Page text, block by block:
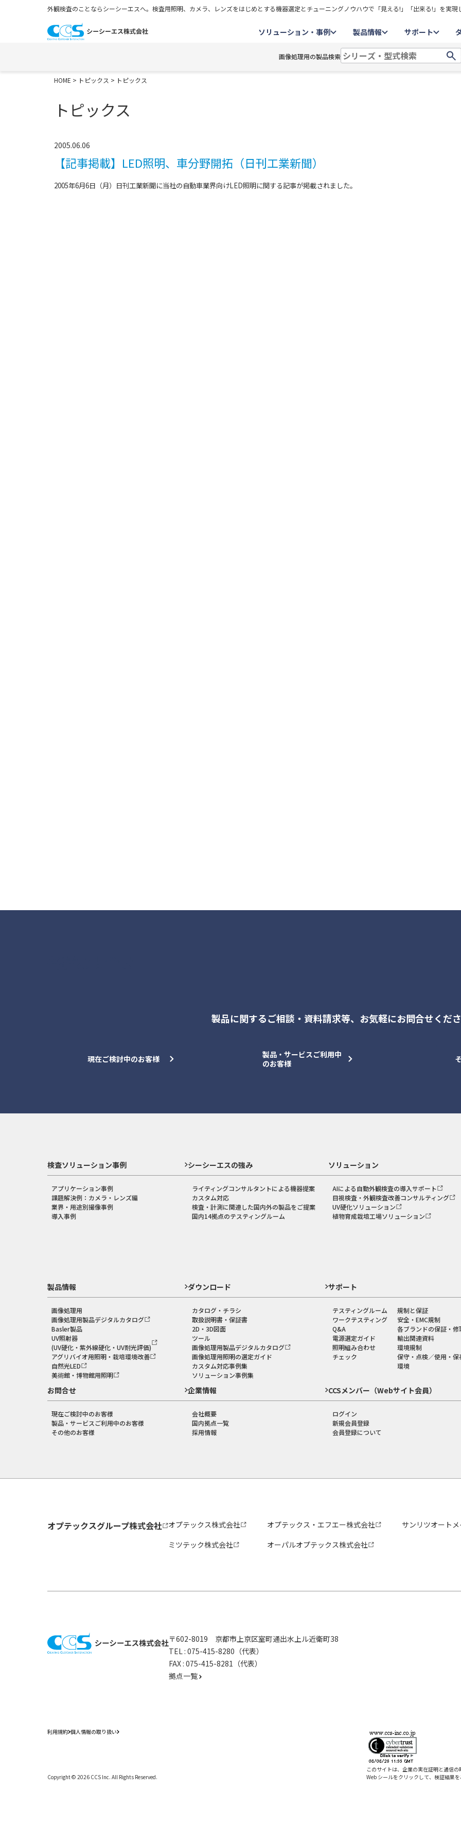
外観検査のことならシーシーエスへ。検査用照明、カメラ、レンズをはじめとする機器選定とチューニングノウハウで「見える!」「出来る!」を実現
ソリューション・事例 製品情報 サポート
画像処理用の製品検索
HOME > トピックス > トピックス
トピックス
2005.06.06
【記事掲載】LED照明、車分野開拓（日刊工業新聞）
2005年6月6日（月）日刊工業新聞に当社の自動車業界向けLED照明に関する記事が掲載されました。
製品に関するご相談・資料請求等、 お気軽にお問合せくださ
現在ご検討中のお客様
製品・サービスご利用中
のお客様
検査ソリューション事例
アプリケーション事例
課題解決例：カメラ・レンズ編
業界・用途別撮像事例
導入事例
シーシーエスの強み
ライティングコンサルタントによる機器提案
カスタム対応
検査・計測に関連した国内外の製品をご提案
国内14拠点のテスティングルーム
ソリューション
AIによる自動外観検査の導入サポート
目視検査・外観検査改善コンサルティング
UV硬化ソリューション
植物育成栽培工場ソリューション
製品情報
画像処理用
画像処理用製品デジタルカタログ
Basler製品
UV照射器
(UV硬化・紫外線硬化・UV耐光評価)
アグリバイオ用照明・栽培環境改善
自然光LED
美術館・博物館用照明
ダウンロード
カタログ・チラシ
取扱説明書・保証書
2D・3D図面
ツール
画像処理用製品デジタルカタログ
画像処理用照明の選定ガイド
カスタム対応事例集
ソリューション事例集
サポート
テスティングルーム
ワークテスティング
Q&A
電源選定ガイド
照明組み合わせ
チェック
規制と保証
安全・EMC規制
各ブランドの保証・修
輸出関連資料
環境規制
保守・点検／使用・保
環境
お問合せ
現在ご検討中のお客様
製品・サービスご利用中のお客様
その他のお客様
企業情報
会社概要
国内拠点一覧
採用情報
CCSメンバー（Webサイト会員）
ログイン
新規会員登録
会員登録について
オプテックスグループ株式会社 オプテックス株式会社 オプテックス・エフエー株式会社
サンリツオート
ミツテック株式会社
オーパルオプテックス株式会社
〒602-8019 京都市上京区室町通出水上ル近衛町38
TEL : 075-415-8280（代表）
FAX : 075-415-8281（代表）
拠点一覧
利用規約 個人情報の取り扱い
Copyright © 2026 CCS Inc. All Rights Reserved.
このサイトは、企業の実在証明と通信
Web シールをクリックして、検証結果を